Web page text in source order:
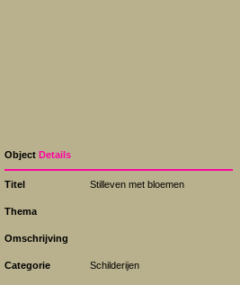
Object Details
Titel Stilleven met bloemen
Thema
Omschrijving
Categorie Schilderijen